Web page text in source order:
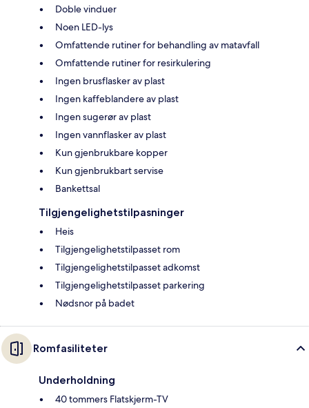
Doble vinduer
Noen LED-lys
Omfattende rutiner for behandling av matavfall
Omfattende rutiner for resirkulering
Ingen brusflasker av plast
Ingen kaffeblandere av plast
Ingen sugerør av plast
Ingen vannflasker av plast
Kun gjenbrukbare kopper
Kun gjenbrukbart servise
Bankettsal
Tilgjengelighetstilpasninger
Heis
Tilgjengelighetstilpasset rom
Tilgjengelighetstilpasset adkomst
Tilgjengelighetstilpasset parkering
Nødsnor på badet
Romfasiliteter
Underholdning
40 tommers Flatskjerm-TV